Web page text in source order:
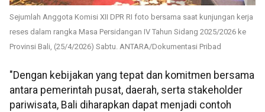
Sejumlah Anggota Komisi XII DPR RI foto bersama saat kunjungan kerja
reses dalam rangka Masa Persidangan IV Tahun Sidang 2025/2026 ke
Provinsi Bali, (25/4/2026) Sabtu. ANTARA/Dokumentasi Pribad
"Dengan kebijakan yang tepat dan komitmen bersama
antara pemerintah pusat, daerah, serta stakeholder
pariwisata, Bali diharapkan dapat menjadi contoh